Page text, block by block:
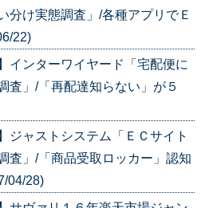
分け実態調査」/各種アプリでＥ
22)
インターワイヤード「宅配便に
査」/「再配達知らない」が５
ジャストシステム「ＥＣサイト
査」/「商品受取ロッカー」認知
04/28)